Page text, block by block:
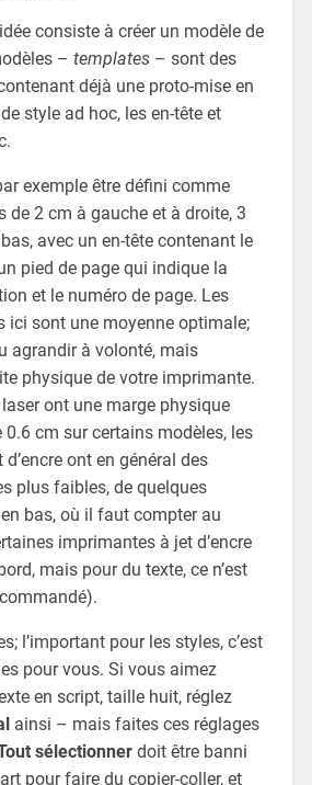
consiste à créer un modèle de
– templates– sont des
déjà une proto-mise en
style ad hoc, les en-tête et
exemple être défini comme
de 2 cm à gauche et à droite, 3
avec un en-tête contenant le
pied de page qui indique la
et le numéro de page. Les
ici sont une moyenne optimale;
agrandir à volonté, mais
physique de votre imprimante.
ont une marge physique
0.6 cm sur certains modèles, les
ont en général des
plus faibles, de quelques
bas, où il faut compter au
imprimantes à jet d’encre
mais pour du texte, ce n’est
l’important pour les styles, c’est
pour vous. Si vous aimez
en script, taille huit, réglez
ainsi – mais faites ces réglages
sélectionnerdoit être banni
pour faire du copier-coller, et